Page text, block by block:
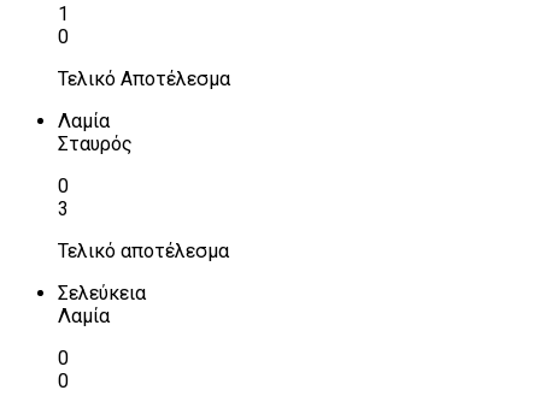
1
0
Τελικό Αποτέλεσμα
Λαμία
Σταυρός
0
3
Τελικό αποτέλεσμα
Σελεύκεια
Λαμία
0
0